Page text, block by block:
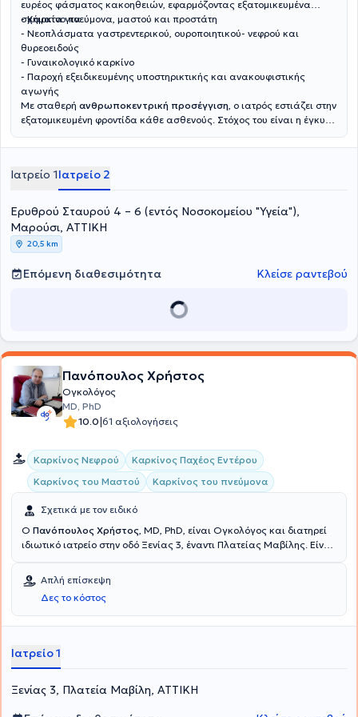
ευρέος φάσματος κακοηθειών, εφαρμόζοντας εξατομικευμένα
σχήματα για:
- Καρκίνο πνεύμονα, μαστού και προστάτη
- Νεοπλάσματα γαστρεντερικού, ουροποιητικού- νεφρού και
θυρεοειδούς
- Γυναικολογικό καρκίνο
- Παροχή εξειδικευμένης υποστηρικτικής και ανακουφιστικής
αγωγής
Με σταθερή ανθρωποκεντρική προσέγγιση, ο ιατρός εστιάζει στην
εξατομικευμένη φροντίδα κάθε ασθενούς. Στόχος του είναι η έγκυρη
οικογενειών τους, διασφαλίζοντας τη βέλτιστη δυνατή ποιότητα
Ιατρείο 1Ιατρείο 2
Ερυθρού Σταυρού 4 – 6 (εντός Νοσοκομείου "Υγεία"),
Μαρούσι, ΑΤΤΙΚΗ
20,5 km
Επόμενη διαθεσιμότητα Κλείσε ραντεβού
Πανόπουλος Χρήστος
Ογκολόγος
MD, PhD
10.0|61 αξιολογήσεις
Καρκίνος Νεφρού
Καρκίνος Παχέος Εντέρου
Καρκίνος του Μαστού
Καρκίνος του πνεύμονα
Σχετικά με τον ειδικό
Ο Πανόπουλος Χρήστος, MD, PhD, είναι Ογκολόγος και διατηρεί
ιδιωτικό ιατρείο στην οδό Ξενίας 3, έναντι Πλατείας Μαβίλης. Είναι
Είναι Διδάκτωρ του Εθνικού και Καποδιστριακού Πανεπιστημίου
Αθηνών με Διδακτορική Διατριβή με θέμα: "Χορήγηση από του
στόματος ετοποσίδης και εστραμουστίνης σε ασθενείς με
ορμονοάντοχο καρκίνο του προστάτη". Έλαβε το πτυχίο της Ιατρικής
με βαθμό Άριστα. Εργάσθηκε σαν Ερευνητής στο ίδιο Πανεπιστήμιο.
Ακολούθως, μετά την υποχρεωτική υπηρεσία υπαίθρου στην
ΙΚΑ. Μετά την λήψη της ειδικότητας εργάσθηκε στο Ογκολογικό
Απλή επίσκεψη
Δες το κόστος
Ιατρείο 1
Ξενίας 3, Πλατεία Μαβίλη, ΑΤΤΙΚΗ